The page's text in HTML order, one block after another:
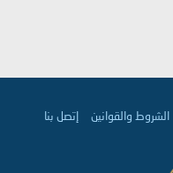
الشروط والقوانين إتصل بنا